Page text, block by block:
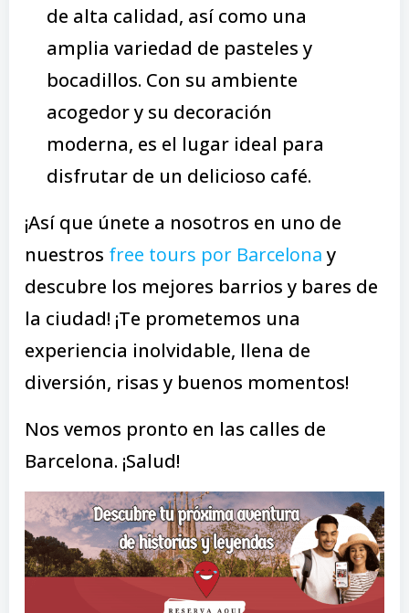
de alta calidad, así como una
amplia variedad de pasteles y
bocadillos. Con su ambiente
acogedor y su decoración
moderna, es el lugar ideal para
disfrutar de un delicioso café.
¡Así que únete a nosotros en uno de
nuestros free tours por Barcelonay
descubre los mejores barrios y bares de
la ciudad! ¡Te prometemos una
experiencia inolvidable, llena de
diversión, risas y buenos momentos!
Nos vemos pronto en las calles de
Barcelona. ¡Salud!